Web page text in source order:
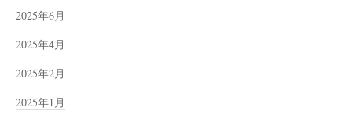
2025年6月
2025年4月
2025年2月
2025年1月